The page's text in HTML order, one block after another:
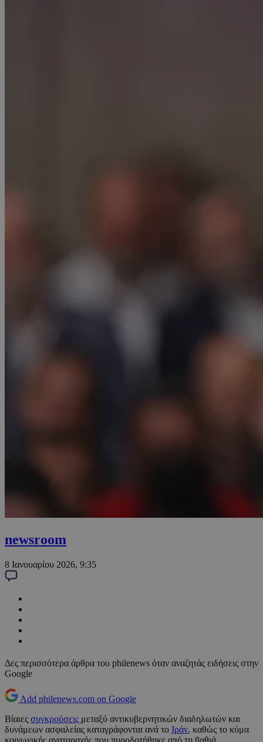
newsroom
8 Ιανουαρίου 2026, 9:35
Δες περισσότερα άρθρα του philenews όταν αναζητάς ειδήσεις στην
Google
Add philenews.com on Google
Βίαιες συγκρούσεις μεταξύ αντικυβερνητικών διαδηλωτών και
δυνάμεων ασφαλείας καταγράφονται ανά το Ιράν, καθώς το κύμα
κοινωνικής αναταραχής που πυροδοτήθηκε από τη βαθιά